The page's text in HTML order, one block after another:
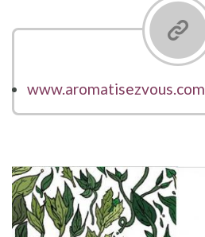
www.aromatisezvous.com